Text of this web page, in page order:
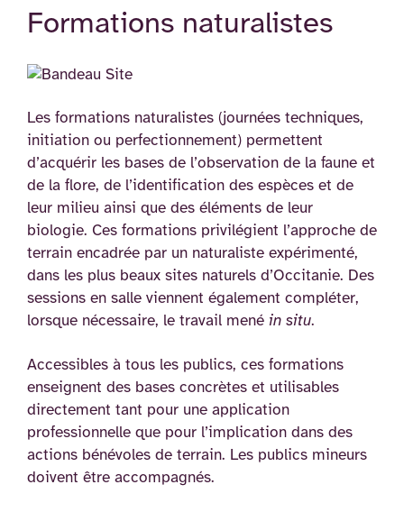
Formations naturalistes
Les formations naturalistes (journées techniques,
initiation ou perfectionnement) permettent
d’acquérir les bases de l’observation de la faune et
de la flore, de l’identification des espèces et de
leur milieu ainsi que des éléments de leur
biologie. Ces formations privilégient l’approche de
terrain encadrée par un naturaliste expérimenté,
dans les plus beaux sites naturels d’Occitanie. Des
sessions en salle viennent également compléter,
lorsque nécessaire, le travail mené in situ.
Accessibles à tous les publics, ces formations
enseignent des bases concrètes et utilisables
directement tant pour une application
professionnelle que pour l’implication dans des
actions bénévoles de terrain. Les publics mineurs
doivent être accompagnés.